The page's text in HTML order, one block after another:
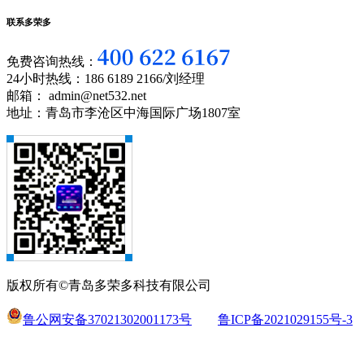
联系多荣多
免费咨询热线：
24小时热线：186 6189 2166/刘经理
邮箱： admin@net532.net
地址：青岛市李沧区中海国际广场1807室
版权所有©青岛多荣多科技有限公司
鲁公网安备37021302001173号 鲁ICP备2021029155号-3